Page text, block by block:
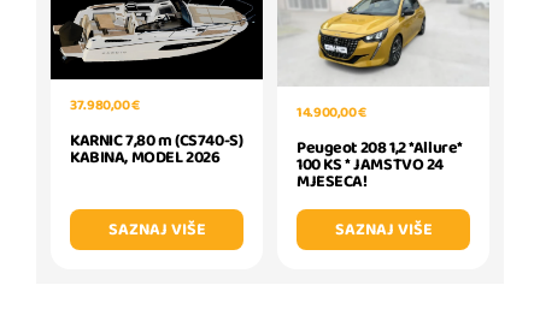
37.980,00 €
KARNIC 7,80 m (CS740-S)
KABINA, MODEL 2026
SAZNAJ VIŠE
14.900,00 €
Peugeot 208 1,2 *Allure*
100 KS * JAMSTVO 24
MJESECA!
SAZNAJ VIŠE